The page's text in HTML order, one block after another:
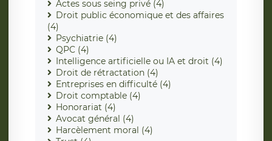
Actes sous seing privé (4)
Droit public économique et des affaires
(4)
Psychiatrie (4)
QPC (4)
Intelligence artificielle ou IA et droit (4)
Droit de rétractation (4)
Entreprises en difficulté (4)
Droit comptable (4)
Honorariat (4)
Avocat général (4)
Harcèlement moral (4)